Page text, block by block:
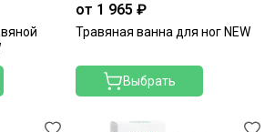
от 1 965 ₽
Травяная ванна для ног NEW
Выбрать